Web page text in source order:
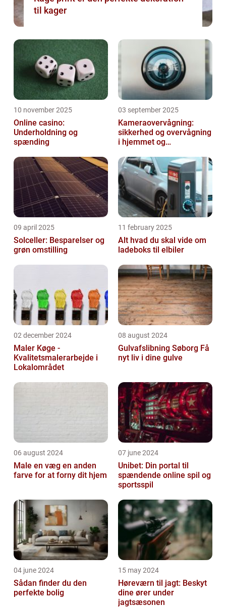
til kager
10 november 2025
Online casino:
Underholdning og
spænding
03 september 2025
Kameraovervågning:
sikkerhed og overvågning
i hjemmet og
09 april 2025
Solceller: Besparelser og
grøn omstilling
11 february 2025
Alt hvad du skal vide om
ladeboks til elbiler
02 december 2024
Maler Køge -
Kvalitetsmalerarbejde i
Lokalområdet
08 august 2024
Gulvafslibning Søborg Få
nyt liv i dine gulve
06 august 2024
Male en væg en anden
farve for at forny dit hjem
07 june 2024
Unibet: Din portal til
spændende online spil og
sportsspil
04 june 2024
Sådan finder du den
perfekte bolig
15 may 2024
Høreværn til jagt: Beskyt
dine ører under
jagtsæsonen